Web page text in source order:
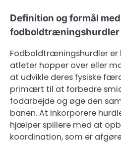
Definition og formål med
fodboldtræningshurdler
Fodboldtræningshurdler er
atleter hopper over eller
at udvikle deres fysiske
primært til at forbedre
fodarbejde og øge den
banen. At inkorporere
hjælper spillere med at
koordination, som er